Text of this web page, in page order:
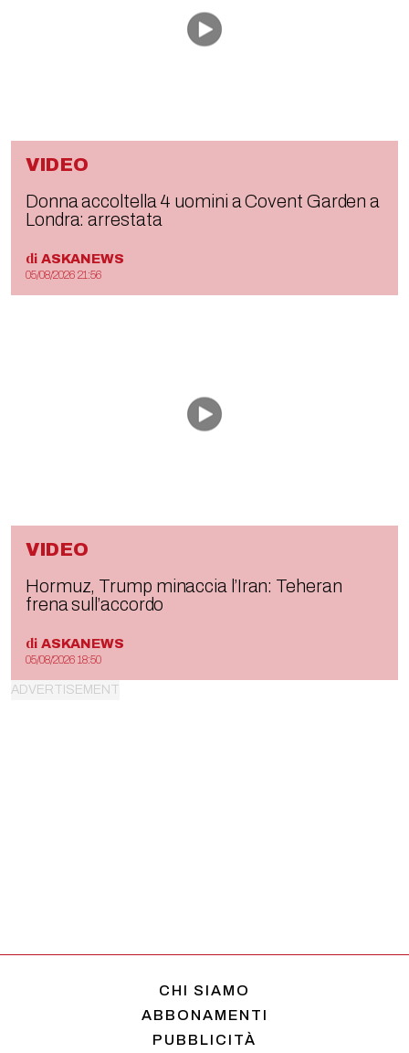
VIDEO
Donna accoltella 4 uomini a Covent Garden a
Londra: arrestata
di ASKANEWS
05/08/2026 21:56
VIDEO
Hormuz, Trump minaccia l’Iran: Teheran
frena sull’accordo
di ASKANEWS
05/08/2026 18:50
CHI SIAMO
ABBONAMENTI
PUBBLICITÀ